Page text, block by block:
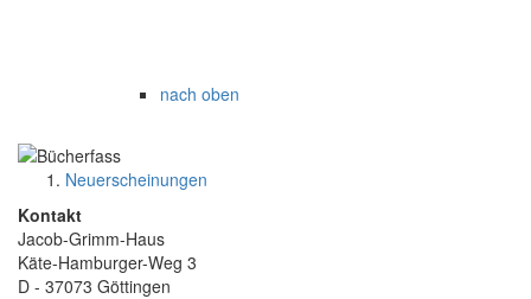
nach oben
Neuerscheinungen
Kontakt
Jacob-Grimm-Haus
Käte-Hamburger-Weg 3
D - 37073 Göttingen